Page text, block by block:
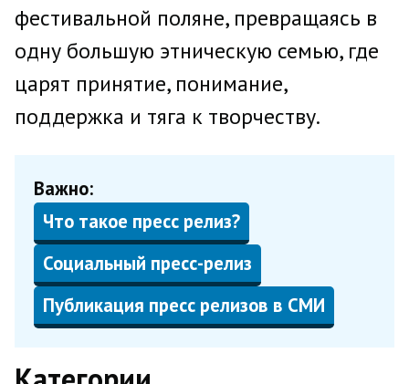
фестивальной поляне, превращаясь в
одну большую этническую семью, где
царят принятие, понимание,
поддержка и тяга к творчеству.
Важно:
Что такое пресс релиз?
Социальный пресс-релиз
Публикация пресс релизов в СМИ